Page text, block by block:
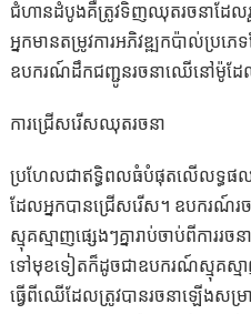
ជំហានដំបូងគឺត្រូវទិញឈុតរចនាដែលរួ
អ្នកមានតម្រូវការអភិវឌ្ឍកប៉ាល់ប្រភ
ឧបករណ៍ដឹកជញ្ជូនរចនាឈើនៅម៉ូដែ
ការជ្រើសរើសឈុតរចនា
ប្រហែលជាឥទ្ធិពលធំបំផុតលើលទ្ធផល
ដែលអ្នកបានជ្រើសរើស។ ឧបករណ៍រច
ស្មុគស្មាញផ្សេងៗគ្នារាប់ចាប់ពីការ
ទៅមុខទៀតក៏ដូចជាឧបករណ៍ស្មុគស្ម
ធ្វើពីឈើដែលត្រូវបានរចនាឡើងសម្